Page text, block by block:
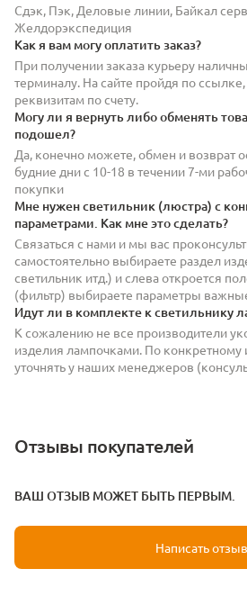
Сдэк, Пэк, Деловые линии, Байкал
Желдорэкспедиция
Как я вам могу оплатить заказ?
При получении заказа курьеру
терминалу. На сайте пройдя по
реквизитам по счету.
Могу ли я вернуть либо обменять
подошел?
Да, конечно можете, обмен и возврат
будние дни с 10-18 в течении 7-ми
покупки
Мне нужен светильник (люстра) с
параметрами. Как мне это сделать?
Связаться с нами и мы вас
самостоятельно выбираете раздел
светильник итд.) и слева откроется
(фильтр) выбираете параметры
Идут ли в комплекте к светильнику
К сожалению не все производители
изделия лампочками. По
уточнять у наших менеджеров
Отзывы покупателей
ВАШ ОТЗЫВ МОЖЕТ БЫТЬ ПЕРВЫМ.
Написать отзыв